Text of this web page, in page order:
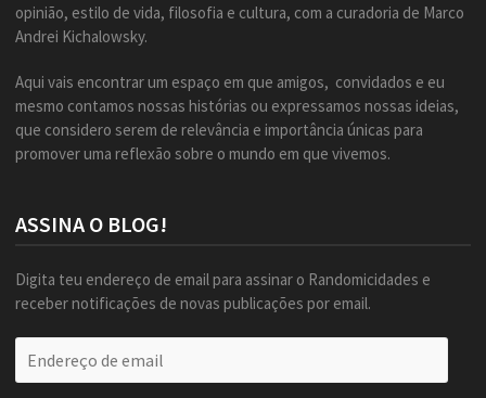
opinião, estilo de vida, filosofia e cultura, com a curadoria de Marco
Andrei Kichalowsky.
Aqui vais encontrar um espaço em que amigos, convidados e eu
mesmo contamos nossas histórias ou expressamos nossas ideias,
que considero serem de relevância e importância únicas para
promover uma reflexão sobre o mundo em que vivemos.
ASSINA O BLOG!
Digita teu endereço de email para assinar o Randomicidades e
receber notificações de novas publicações por email.
de